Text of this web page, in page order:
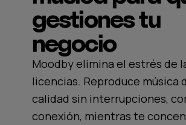
gestiones tu
negocio
Moodby elimina el estrés de
licencias. Reproduce música
calidad sin interrupciones,
conexión, mientras te